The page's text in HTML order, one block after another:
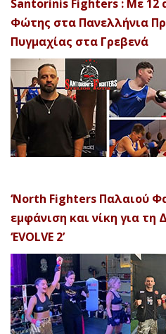
Santorinis Fighters : Με 12
Φώτης στα Πανελλήνια
Πυγμαχίας στα Γρεβενά
‘North Fighters Παλαιού
εμφάνιση και νίκη για
‘EVOLVE 2’